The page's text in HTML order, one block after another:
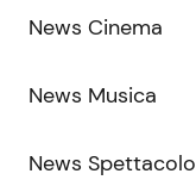
News Cinema
News Musica
News Spettacolo